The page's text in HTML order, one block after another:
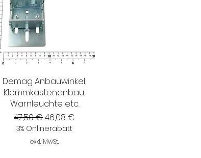
Demag Anbauwinkel,
Klemmkastenanbau,
Warnleuchte etc.
Standardpreis
47,50 €Sale-Preis
46,08 €
3% Onlinerabatt
exkl. MwSt.